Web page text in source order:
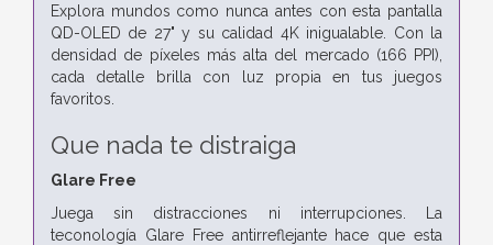
Explora mundos como nunca antes con esta pantalla
QD-OLED de 27" y su calidad 4K inigualable. Con la
densidad de píxeles más alta del mercado (166 PPI),
cada detalle brilla con luz propia en tus juegos
favoritos.
Que nada te distraiga
Glare Free
Juega sin distracciones ni interrupciones. La
teconología Glare Free antirreflejante hace que esta